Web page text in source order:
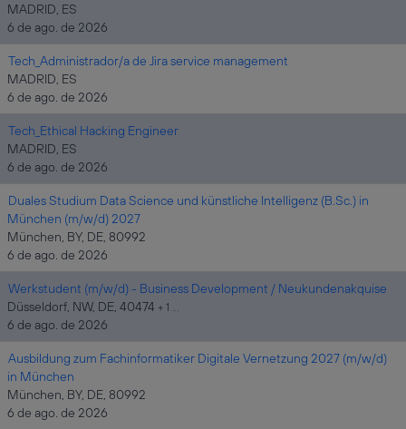
MADRID, ES
6 de ago. de 2026
Tech_Administrador/a de Jira service management
MADRID, ES
6 de ago. de 2026
Tech_Ethical Hacking Engineer
MADRID, ES
6 de ago. de 2026
Duales Studium Data Science und künstliche Intelligenz (B.Sc.) in
München (m/w/d) 2027
München, BY, DE, 80992
6 de ago. de 2026
Werkstudent (m/w/d) - Business Development / Neukundenakquise
Düsseldorf, NW, DE, 40474 + 1 …
6 de ago. de 2026
Ausbildung zum Fachinformatiker Digitale Vernetzung 2027 (m/w/d)
in München
München, BY, DE, 80992
6 de ago. de 2026